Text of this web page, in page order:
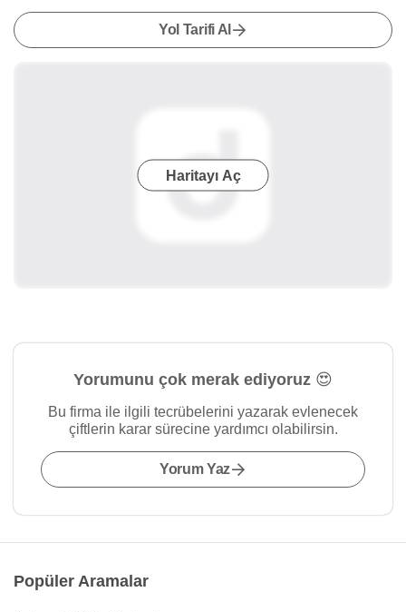
Yol Tarifi Al
Haritayı Aç
Yorumunu çok merak ediyoruz 😍
Bu firma ile ilgili tecrübelerini yazarak evlenecek
çiftlerin karar sürecine yardımcı olabilirsin.
Yorum Yaz
Popüler Aramalar